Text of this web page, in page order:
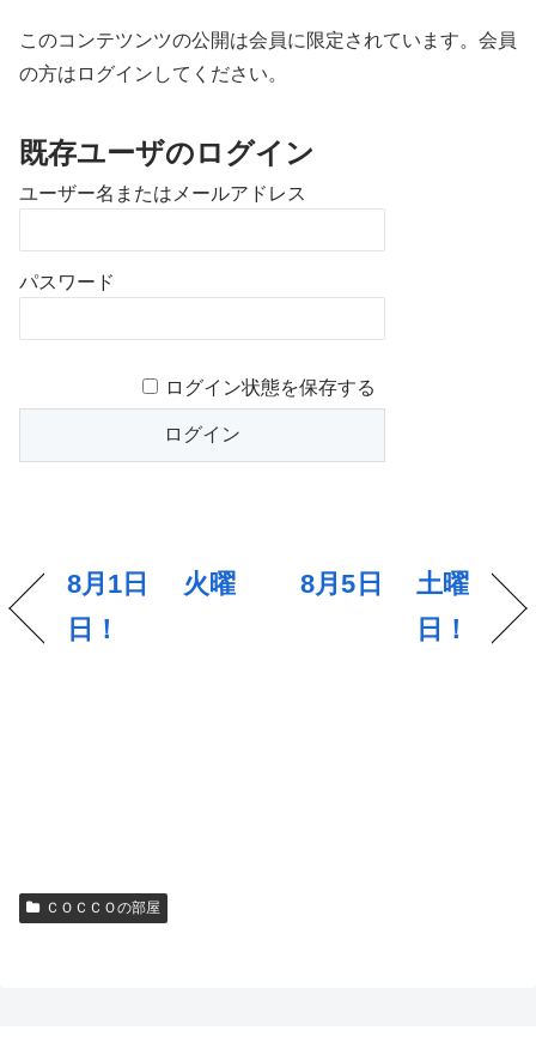
このコンテツンツの公開は会員に限定されています。会員
の方はログインしてください。
既存ユーザのログイン
ユーザー名またはメールアドレス
パスワード
ログイン状態を保存する
8月1日 火曜
日！
8月5日 土曜
日！
ＣＯＣＣＯの部屋